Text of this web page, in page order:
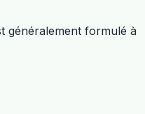
généralement formulé à